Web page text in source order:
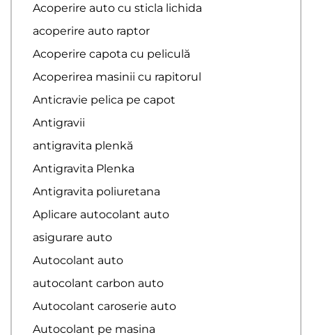
Acoperire auto cu sticla lichida
acoperire auto raptor
Acoperire capota cu peliculă
Acoperirea masinii cu rapitorul
Anticravie pelica pe capot
Antigravii
antigravita plenkă
Antigravita Plenka
Antigravita poliuretana
Aplicare autocolant auto
asigurare auto
Autocolant auto
autocolant carbon auto
Autocolant caroserie auto
Autocolant pe masina